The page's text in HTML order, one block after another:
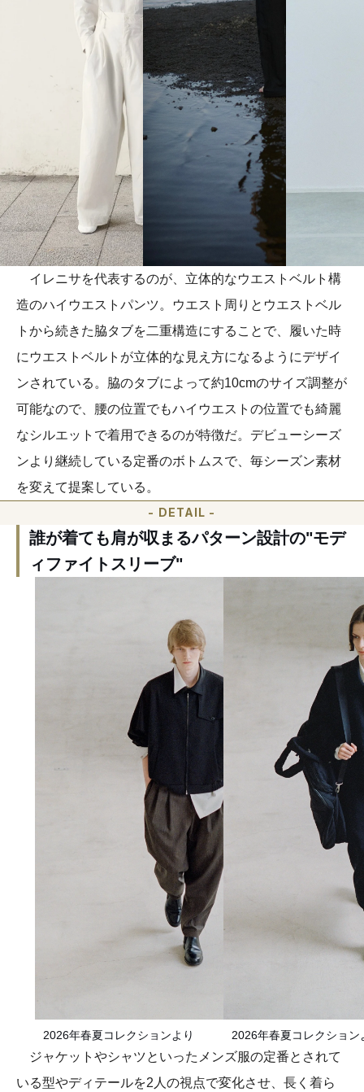
イレニサを代表するのが、立体的なウエストベルト構
造のハイウエストパンツ。ウエスト周りとウエストベル
トから続きた脇タブを二重構造にすることで、履いた時
にウエストベルトが立体的な見え方になるようにデザイ
ンされている。脇のタブによって約10cmのサイズ調整が
可能なので、腰の位置でもハイウエストの位置でも綺麗
なシルエットで着用できるのが特徴だ。デビューシーズ
ンより継続している定番のボトムスで、毎シーズン素材
を変えて提案している。
- DETAIL -
誰が着ても肩が収まるパターン設計の"モデ
ィファイトスリーブ"
2026年春夏コレクションより 2026年春夏コレクション
ジャケットやシャツといったメンズ服の定番とされて
いる型やディテールを2人の視点で変化させ、長く着ら